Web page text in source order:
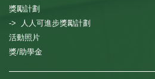
獎勵計劃
-> 人人可進步獎勵計劃
活動照片
獎/助學金